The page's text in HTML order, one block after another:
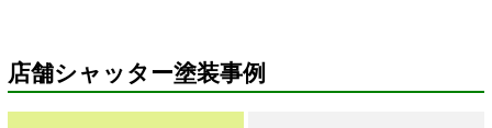
店舗シャッター塗装事例